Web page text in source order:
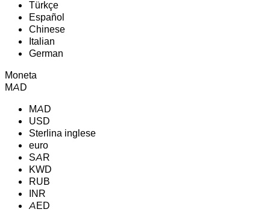
Türkçe
Español
Chinese
Italian
German
Moneta
MAD
MAD
USD
Sterlina inglese
euro
SAR
KWD
RUB
INR
AED